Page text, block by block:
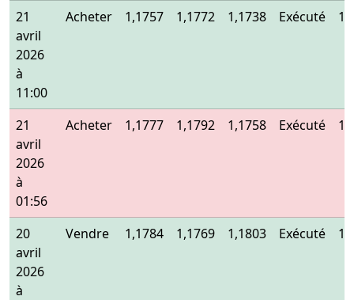
21
avril
2026
à
11:00
Acheter 1,1757 1,1772 1,1738 Exécuté
21
avril
2026
à
01:56
Acheter 1,1777 1,1792 1,1758 Exécuté
20
avril
2026
à
Vendre 1,1784 1,1769 1,1803 Exécuté